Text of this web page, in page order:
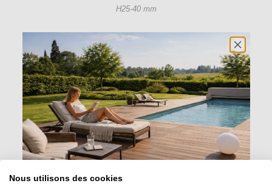
H25-40 mm
Nous utilisons des cookies